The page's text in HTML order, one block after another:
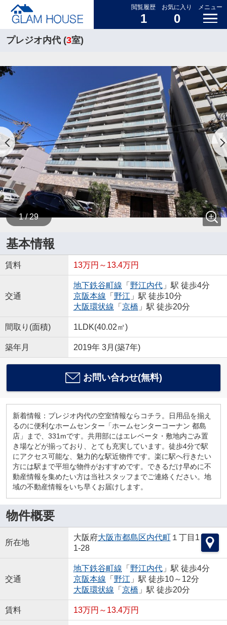
閲覧履歴
1
お気に入り
0
メニュー
プレジオ内代 (3室)
1 / 29
基本情報
賃料 13万円～13.4万円
交通
地下鉄谷町線 「 野江内代」駅 徒歩4分
京阪本線 「 野江 」駅 徒歩10分
大阪環状線 「 京橋 」駅 徒歩20分
間取り(面積) 1LDK(40.02㎡)
築年月 2019年 3月(築7年)
お問い合わせ(無料)
新着情報：プレジオ内代の空室情報ならコチラ。日用品を揃え
るのに便利なホームセンター「ホームセンターコーナン 都島
店」まで、331mです。共用部にはエレベータ・敷地内ごみ置
き場などが揃っており、とても充実しています。徒歩4分で駅
にアクセス可能な、魅力的な駅近物件です。楽に駅へ行きたい
方には駅まで平坦な物件がおすすめです。できるだけ早めに不
動産情報を集めたい方は当社スタッフまでご連絡ください。地
域の不動産情報をいち早くお届けします。
物件概要
所在地
大阪府大阪市都島区内代町１丁目1
1-28
交通
地下鉄谷町線 「 野江内代」駅 徒歩4分
京阪本線 「 野江 」駅 徒歩10～12分
大阪環状線 「 京橋 」駅 徒歩20分
賃料 13万円～13.4万円